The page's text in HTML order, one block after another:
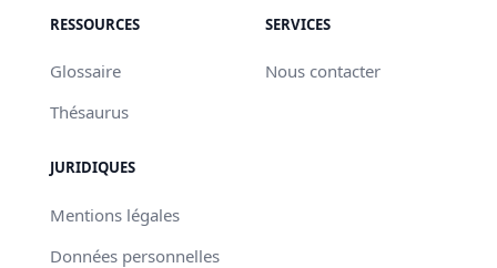
RESSOURCES
Glossaire
Thésaurus
SERVICES
Nous contacter
JURIDIQUES
Mentions légales
Données personnelles